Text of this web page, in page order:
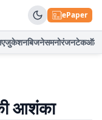
ePaper
एजुकेशनबिजनेसमनोरंजनटेकऑटो
आशंका